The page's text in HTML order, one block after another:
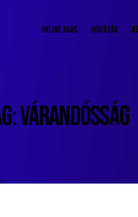
ONLINE ADÁS VIDEÓTÁR
VÁRANDÓSSÁG